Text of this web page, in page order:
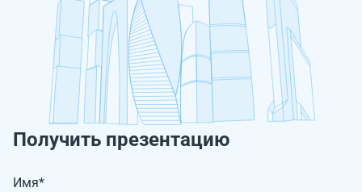
Получить презентацию
Имя*